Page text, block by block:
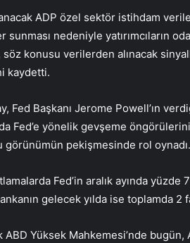
ADP özel sektör istihdam
nedeniyle yatırımcıların
konusu verilerden alınacak
kaydetti.
Fed Başkanı Jerome Powell’ın
Fed’e yönelik gevşeme
görünümün pekişmesinde rol oynadı.
Fed’in aralık ayında
gelecek yılda ise toplamda
Yüksek Mahkemesi’nde bugün,